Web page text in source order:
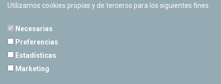
Utilizamos cookies propias y de terceros para los siguientes fines:
Necesarias
Preferencias
Estadísticas
Marketing